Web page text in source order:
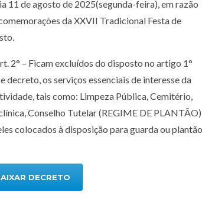
11 de agosto de 2025(segunda-feira), em razão
da XXVII Tradicional Festa de
2° – Ficam excluídos do disposto no artigo 1°
decreto, os serviços essenciais de interesse da
tais como: Limpeza Pública, Cemitério,
Conselho Tutelar (REGIME DE
colocados à disposição para guarda ou
DECRETO